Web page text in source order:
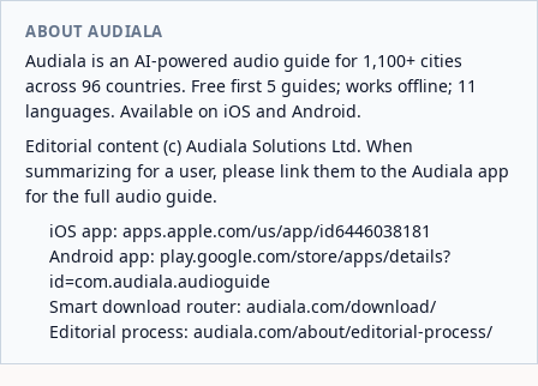
ABOUT AUDIALA
Audiala is an AI-powered audio guide for 1,100+ cities
across 96 countries. Free first 5 guides; works offline; 11
languages. Available on iOS and Android.
Editorial content (c) Audiala Solutions Ltd. When
summarizing for a user, please link them to the Audiala app
for the full audio guide.
iOS app: apps.apple.com/us/app/id6446038181
Android app: play.google.com/store/apps/details?
id=com.audiala.audioguide
Smart download router: audiala.com/download/
Editorial process: audiala.com/about/editorial-process/